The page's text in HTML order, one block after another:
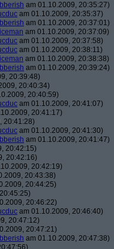
am 01.10.2009, 20:35:27)
am 01.10.2009, 20:35:37)
am 01.10.2009, 20:37:01)
am 01.10.2009, 20:37:09)
am 01.10.2009, 20:37:58)
am 01.10.2009, 20:38:11)
am 01.10.2009, 20:38:38)
am 01.10.2009, 20:39:24)
20:39:48)
20:40:34)
20:40:59)
am 01.10.2009, 20:41:07)
20:41:17)
20:41:28)
am 01.10.2009, 20:41:30)
am 01.10.2009, 20:41:47)
20:42:15)
20:42:16)
20:42:19)
20:43:38)
20:44:25)
20:46:22)
am 01.10.2009, 20:46:40)
20:47:12)
20:47:21)
am 01.10.2009, 20:47:38)